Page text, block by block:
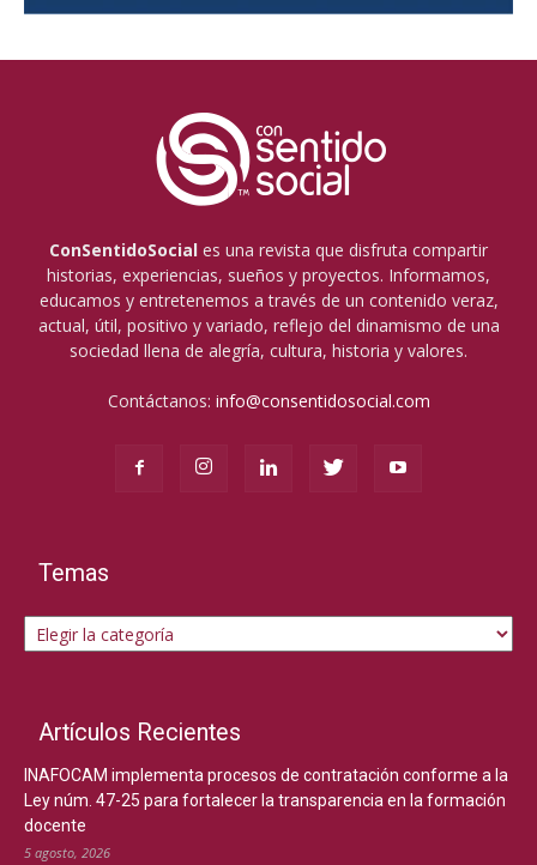
ConSentidoSocial es una revista que disfruta compartir
historias, experiencias, sueños y proyectos. Informamos,
educamos y entretenemos a través de un contenido veraz,
actual, útil, positivo y variado, reflejo del dinamismo de una
sociedad llena de alegría, cultura, historia y valores.
Contáctanos: info@consentidosocial.com
Temas
Temas
Artículos Recientes
INAFOCAM implementa procesos de contratación conforme a la
Ley núm. 47-25 para fortalecer la transparencia en la formación
docente
5 agosto, 2026